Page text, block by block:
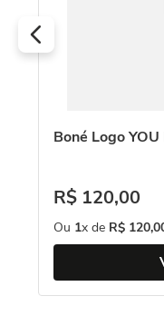
Boné Logo
R$ 120,00
Ou 1x de R$ 120,